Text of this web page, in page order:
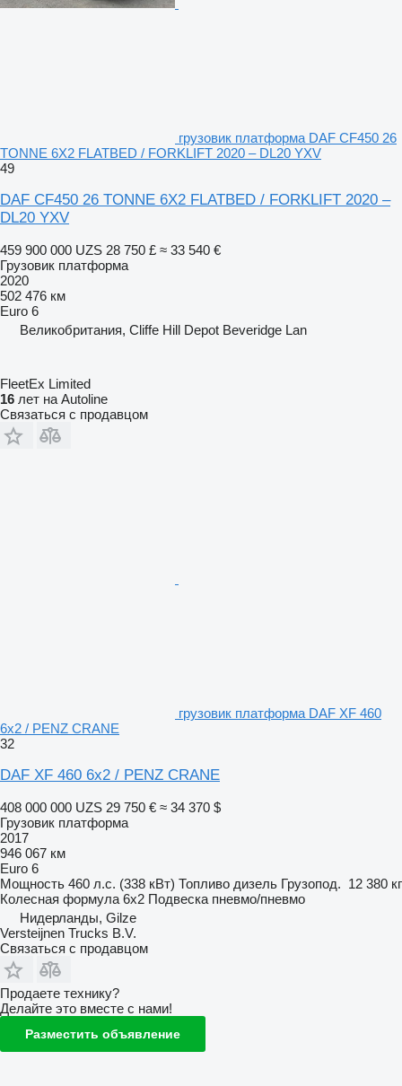
грузовик платформа DAF CF450 26
TONNE 6X2 FLATBED / FORKLIFT 2020 – DL20 YXV
49
DAF CF450 26 TONNE 6X2 FLATBED / FORKLIFT 2020 –
DL20 YXV
459 900 000 UZS 28 750 £ ≈ 33 540 €
Грузовик платформа
2020
502 476 км
Euro 6
Великобритания, Cliffe Hill Depot Beveridge Lan
FleetEx Limited
16 лет на Autoline
Связаться с продавцом
грузовик платформа DAF XF 460
6x2 / PENZ CRANE
32
DAF XF 460 6x2 / PENZ CRANE
408 000 000 UZS 29 750 € ≈ 34 370 $
Грузовик платформа
2017
946 067 км
Euro 6
Мощность 460 л.с. (338 кВт) Топливо дизель Грузопод. 12 380 кг
Колесная формула 6x2 Подвеска пневмо/пневмо
Нидерланды, Gilze
Versteijnen Trucks B.V.
Связаться с продавцом
Продаете технику?
Делайте это вместе с нами!
Разместить объявление